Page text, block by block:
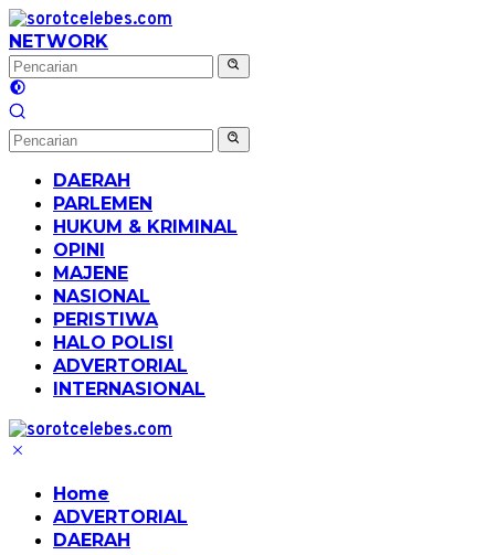
Langsung
ke
konten
NETWORK
DAERAH
PARLEMEN
HUKUM & KRIMINAL
OPINI
MAJENE
NASIONAL
PERISTIWA
HALO POLISI
ADVERTORIAL
INTERNASIONAL
Home
ADVERTORIAL
DAERAH